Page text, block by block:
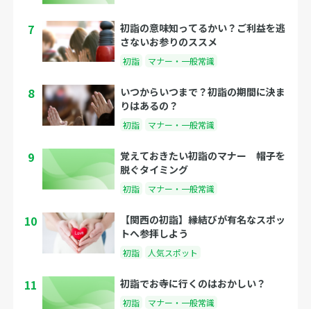
7
初詣の意味知ってるかい？ご利益を逃
さないお参りのススメ
初詣 マナー・一般常識
8
いつからいつまで？初詣の期間に決ま
りはあるの？
初詣 マナー・一般常識
9
覚えておきたい初詣のマナー 帽子を
脱ぐタイミング
初詣 マナー・一般常識
10
【関西の初詣】縁結びが有名なスポッ
トへ参拝しよう
初詣 人気スポット
11 初詣でお寺に行くのはおかしい？
初詣 マナー・一般常識